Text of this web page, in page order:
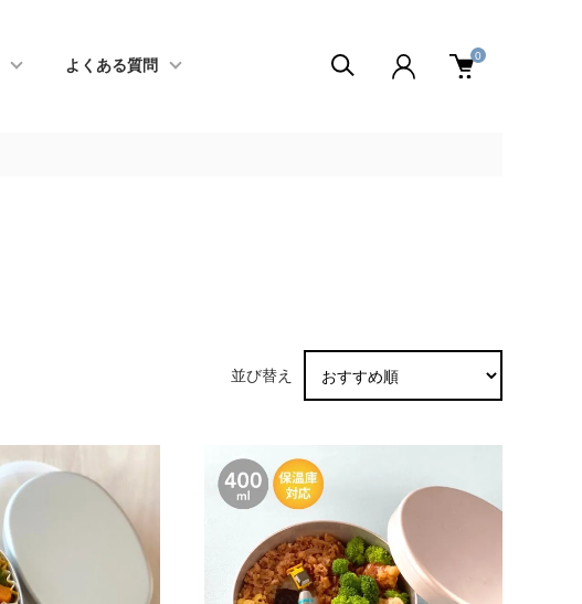
よくある質問
0
並び替え